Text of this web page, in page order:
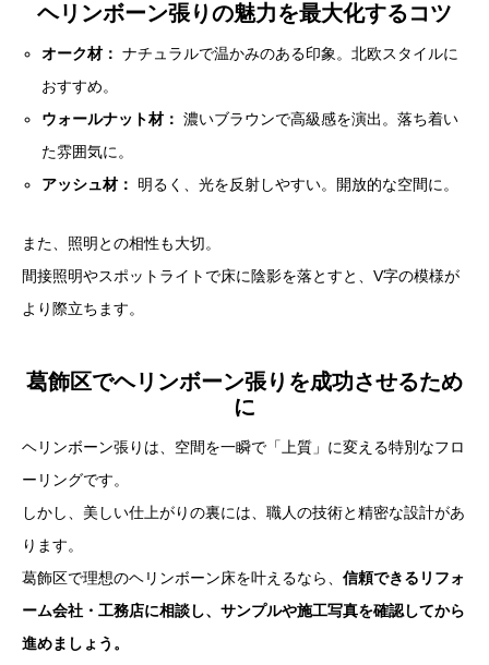
ヘリンボーン張りの魅力を最大化するコツ
オーク材： ナチュラルで温かみのある印象。北欧スタイルに
おすすめ。
ウォールナット材： 濃いブラウンで高級感を演出。落ち着い
た雰囲気に。
アッシュ材：
明るく、光を反射しやすい。開放的な空間に。
また、照明との相性も大切。
間接照明やスポットライトで床に陰影を落とすと、V字の模様が
より際立ちます。
葛飾区でヘリンボーン張りを成功させるため
に
ヘリンボーン張りは、空間を一瞬で「上質」に変える特別なフロ
ーリングです。
しかし、美しい仕上がりの裏には、職人の技術と精密な設計があ
ります。
葛飾区で理想のヘリンボーン床を叶えるなら、 信頼できるリフォ
ーム会社・工務店に相談し、サンプルや施工写真を確認してから
進めましょう。